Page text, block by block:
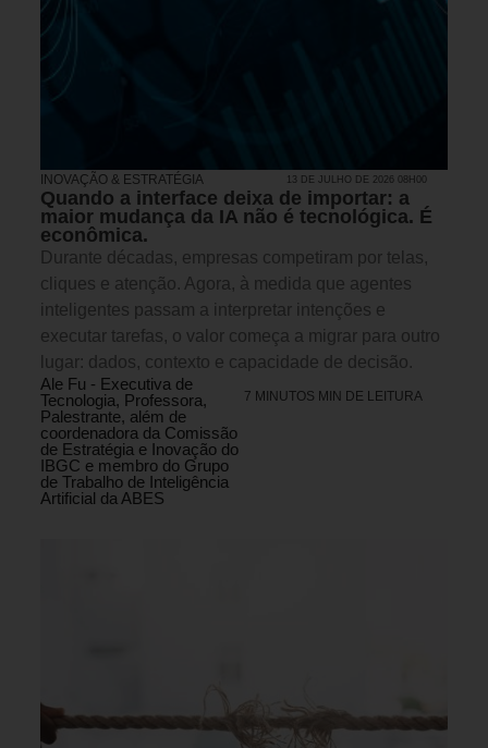
INOVAÇÃO & ESTRATÉGIA 13 DE JULHO DE 2026 08H00
Quando a interface deixa de importar: a
maior mudança da IA não é tecnológica. É
econômica.
Durante décadas, empresas competiram por telas,
cliques e atenção. Agora, à medida que agentes
inteligentes passam a interpretar intenções e
executar tarefas, o valor começa a migrar para outro
lugar: dados, contexto e capacidade de decisão.
Ale Fu - Executiva de
Tecnologia, Professora,
Palestrante, além de
coordenadora da Comissão
de Estratégia e Inovação do
IBGC e membro do Grupo
de Trabalho de Inteligência
Artificial da ABES
7 MINUTOS MIN DE LEITURA